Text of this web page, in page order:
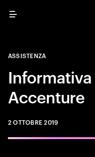
Menu
ASSISTENZA
Accenture
2 OTTOBRE 2019